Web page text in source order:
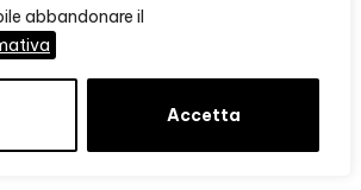
abbandonare il
Accetta